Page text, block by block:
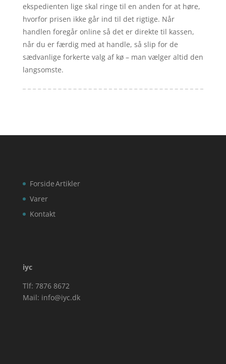
ekspedienten lige skal ringe til en anden for at høre,
hvorfor prisen ikke går ind til det rigtige. Når
handlen foregår online så det er direkte til kassen,
når du er færdig med at handle, så slip for de
sædvanlige forkerte valg af kø – man vælger altid den
langsomste.
Forside
Varer
Kontakt
Artikler
iyc
Tlf: 7876 8672
Mail: info@iyc.dk